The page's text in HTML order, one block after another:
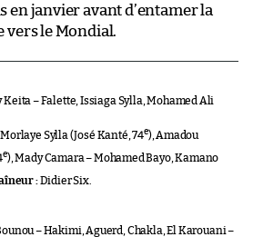
en janvier avant d’entamer la
le Mondial.
Keita – Falette, Issiaga Sylla, Mohamed Ali
Sylla (José Kanté, 74e), Amadou
e), Mady Camara – Mohamed Bayo, Kamano
:Didier Six.
– Hakimi, Aguerd, Chakla, El Karouani –